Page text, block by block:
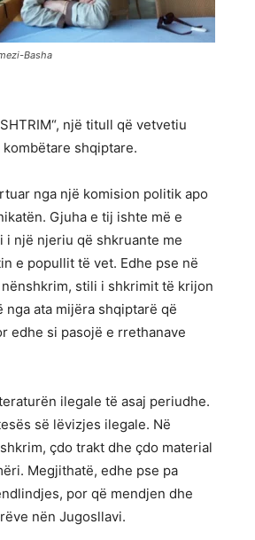
Basha
një titull që vetvetiu
shqiptare.
nga një komision politik apo
Gjuha e tij ishte më e
një njeriu që shkruante me
e popullit të vet. Edhe pse në
stili i shkrimit të krijon
ata mijëra shqiptarë që
edhe si pasojë e rrethanave
ilegale të asaj periudhe.
së lëvizjes ilegale. Në
çdo trakt dhe çdo material
Megjithatë, edhe pse pa
por që mendjen dhe
nën Jugosllavi.